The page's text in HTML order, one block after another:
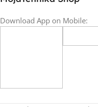
Download App on Mobile: